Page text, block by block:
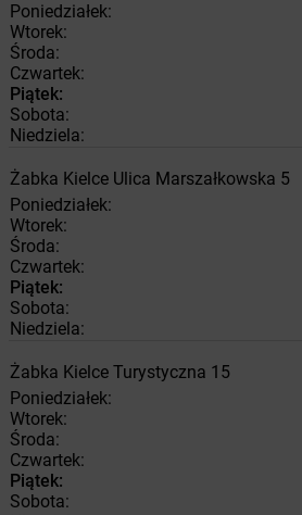
Poniedziałek:
Wtorek:
Środa:
Czwartek:
Piątek:
Sobota:
Niedziela:
Żabka Kielce Ulica Marszałkowska 5
Poniedziałek:
Wtorek:
Środa:
Czwartek:
Piątek:
Sobota:
Niedziela:
Żabka Kielce Turystyczna 15
Poniedziałek:
Wtorek:
Środa:
Czwartek:
Piątek:
Sobota: